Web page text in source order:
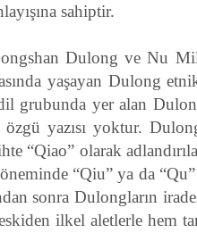
sahiptir.
Dulong ve Nu
yaşayan Dulong
dil grubunda yer alan
yazısı yoktur.
“Qiao” olarak
“Qiu” ya da
sonra Dulongların
ilkel aletlerle hem